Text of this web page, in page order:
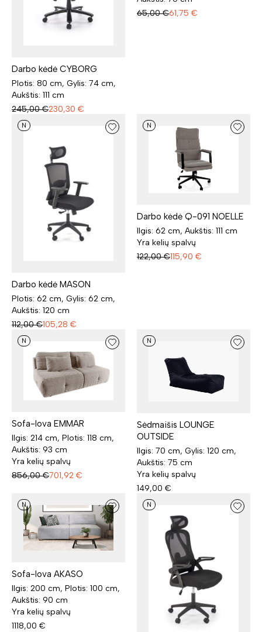
Darbo kėdė CYBORG
Plotis: 80 cm, Gylis: 74 cm,
Aukštis: 111 cm
245,00 €230,30 €
65,00 €61,75 €
N
Darbo kėdė MASON
Plotis: 62 cm, Gylis: 62 cm,
Aukštis: 120 cm
112,00 €105,28 €
N
Darbo kėdė Q-091 NOELLE
Ilgis: 62 cm, Aukštis: 111 cm
Yra kelių spalvų
122,00 €115,90 €
N
Sofa-lova EMMAR
Ilgis: 214 cm, Plotis: 118 cm,
Aukštis: 93 cm
Yra kelių spalvų
856,00 €701,92 €
N
Sėdmaišis LOUNGE
OUTSIDE
Ilgis: 70 cm, Gylis: 120 cm,
Aukštis: 75 cm
Yra kelių spalvų
149,00 €
N
Sofa-lova AKASO
Ilgis: 200 cm, Plotis: 100 cm,
Aukštis: 90 cm
Yra kelių spalvų
1118,00 €
N